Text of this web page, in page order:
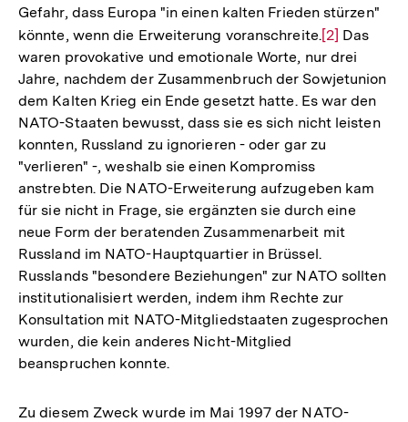
Gefahr, dass Europa "in einen kalten Frieden stürzen"
könnte, wenn die Erweiterung voranschreite.Zur
Auflösung
der
Fußnote
[2] Das
waren provokative und emotionale Worte, nur drei
Jahre, nachdem der Zusammenbruch der Sowjetunion
dem Kalten Krieg ein Ende gesetzt hatte. Es war den
NATO-Staaten bewusst, dass sie es sich nicht leisten
konnten, Russland zu ignorieren - oder gar zu
"verlieren" -, weshalb sie einen Kompromiss
anstrebten. Die NATO-Erweiterung aufzugeben kam
für sie nicht in Frage, sie ergänzten sie durch eine
neue Form der beratenden Zusammenarbeit mit
Russland im NATO-Hauptquartier in Brüssel.
Russlands "besondere Beziehungen" zur NATO sollten
institutionalisiert werden, indem ihm Rechte zur
Konsultation mit NATO-Mitgliedstaaten zugesprochen
wurden, die kein anderes Nicht-Mitglied
beanspruchen konnte.
Zu diesem Zweck wurde im Mai 1997 der NATO-